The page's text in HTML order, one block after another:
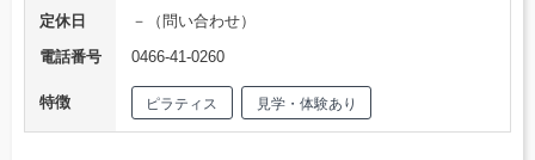
定休日
－（問い合わせ）
電話番号
0466-41-0260
特徴 ピラティス 見学・体験あり